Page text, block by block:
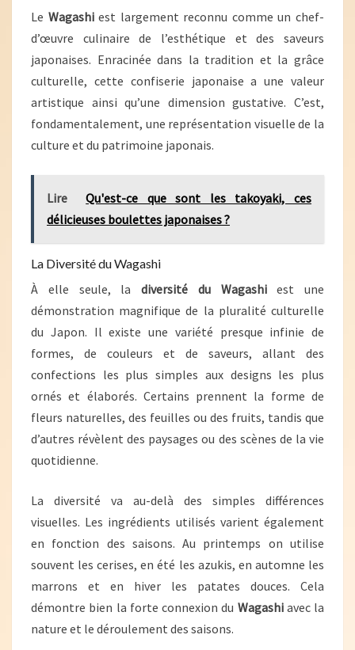
Le Wagashiest largement reconnu comme un chef-
d’œuvre culinaire de l’esthétique et des saveurs
japonaises. Enracinée dans la tradition et la grâce
culturelle, cette confiserie japonaise a une valeur
artistique ainsi qu’une dimension gustative. C’est,
fondamentalement, une représentation visuelle de la
culture et du patrimoine japonais.
Lire
Qu'est-ce que sont les takoyaki, ces
délicieuses boulettes japonaises ?
La Diversité du Wagashi
À elle seule, la diversité du Wagashiest une
démonstration magnifique de la pluralité culturelle
du Japon. Il existe une variété presque infinie de
formes, de couleurs et de saveurs, allant des
confections les plus simples aux designs les plus
ornés et élaborés. Certains prennent la forme de
fleurs naturelles, des feuilles ou des fruits, tandis que
d’autres révèlent des paysages ou des scènes de la vie
quotidienne.
La diversité va au-delà des simples différences
visuelles. Les ingrédients utilisés varient également
en fonction des saisons. Au printemps on utilise
souvent les cerises, en été les azukis, en automne les
marrons et en hiver les patates douces. Cela
démontre bien la forte connexion du Wagashiavec la
nature et le déroulement des saisons.